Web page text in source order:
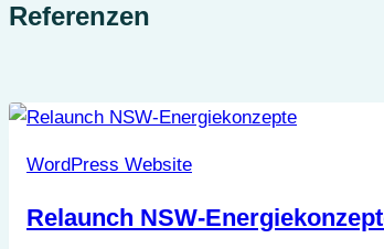
Referenzen
WordPress Website
Relaunch NSW-